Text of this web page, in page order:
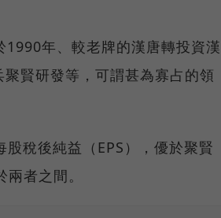
年、較老牌的漢唐轉投資漢
賢研發等，可謂甚為寡占的領
稅後純益（EPS），優於聚賢
者之間。